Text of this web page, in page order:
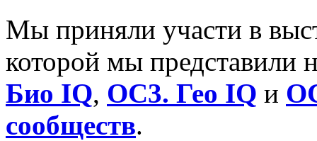
Мы приняли участи в
которой мы
Био IQ, ОС3. Гео IQ и
сообществ.